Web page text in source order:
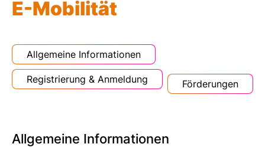
E-Mobilität
Allgemeine Informationen
Registrierung & Anmeldung Förderungen
Allgemeine Informationen